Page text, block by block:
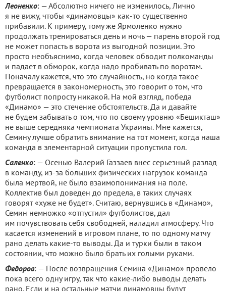
Леоненко: — Абсолютно ничего не изменилось, Лично
я не вижу, чтобы «динамовцы» как-то существенно
прибавили. К примеру, тому же Ярмоленко нужно
продолжать тренироваться день и ночь — парень второй год
не может попасть в ворота из выгодной позиции. Это
просто необъяснимо, когда человек обводит полкоманды
и падает в обморок, когда надо пробивать по воротам.
Поначалу кажется, что это случайность, но когда такое
превращается в закономерность, это говорит о том, что
футболист попросту никакой. На мой взгляд, победа
«Динамо» — это стечение обстоятельств. Да и давайте
не будем забывать о том, что по своему уровню «Бешикташ»
не выше середняка чемпионата Украины. Мне кажется,
Семину лучше обратить внимание на тот момент, когда наша
команда в элементарной ситуации пропустила гол.
Саленко: — Осенью Валерий Газзаев внес серьезный разлад
в команду, из-за больших физических нагрузок команда
была мертвой, не было взаимопонимания на поле.
Коллектив был доведен до предела, в таких случаях
говорят «хуже не будет». Считаю, вернувшись в «Динамо»,
Семин немножко «отпустил» футболистов, дал
им почувствовать себя свободней, наладил атмосферу. Что
касается изменений в игровом плане, то по одному матчу
рано делать какие-то выводы. Да и турки были в таком
состоянии, что можно было брать их голыми руками.
Федоров: — После возвращения Семина «Динамо» провело
пока всего одну игру, так что какие-либо выводы делать
рано. Если и на остальные матчи динамовцы будут